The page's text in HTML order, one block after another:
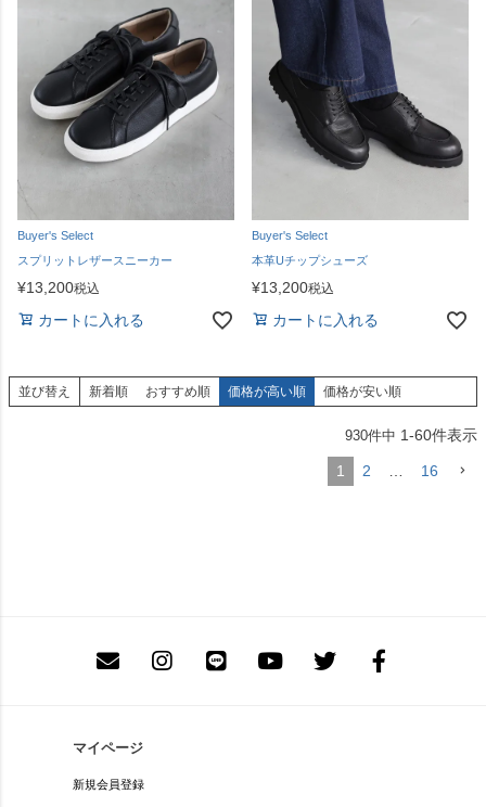
Buyer's Select
スプリットレザースニーカー
¥13,200税込
カートに入れる
Buyer's Select
本革Uチップシューズ
¥13,200税込
カートに入れる
並び替え 新着順 おすすめ順 価格が高い順 価格が安い順
930件中 1-60件表示
1 2 16
マイページ
新規会員登録